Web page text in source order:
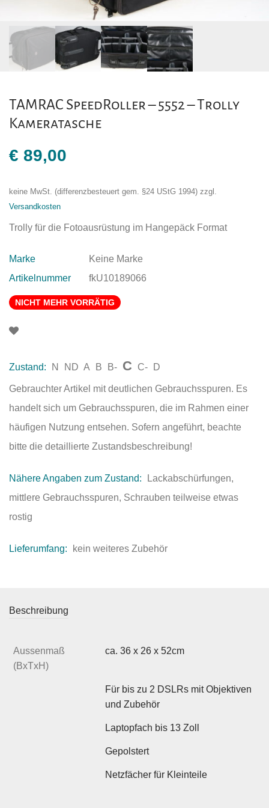
TAMRAC SpeedRoller – 5552 – Trolly
Kameratasche
€ 89,00
keine MwSt. (differenzbesteuert gem. §24 UStG 1994) zzgl.
Versandkosten
Trolly für die Fotoausrüstung im Hangepäck Format
Marke
Keine Marke
Artikelnummer
fkU10189066
NICHT MEHR VORRÄTIG
Zustand: N ND A B B- C C- D
Gebrauchter Artikel mit deutlichen Gebrauchsspuren. Es
handelt sich um Gebrauchsspuren, die im Rahmen einer
häufigen Nutzung entsehen. Sofern angeführt, beachte
bitte die detaillierte Zustandsbeschreibung!
Nähere Angaben zum Zustand:
Lackabschürfungen,
mittlere Gebrauchsspuren, Schrauben teilweise etwas
rostig
Lieferumfang: kein weiteres Zubehör
Beschreibung
Aussenmaß
(BxTxH)
ca. 36 x 26 x 52cm
Für bis zu 2 DSLRs mit Objektiven
und Zubehör
Laptopfach bis 13 Zoll
Gepolstert
Netzfächer für Kleinteile